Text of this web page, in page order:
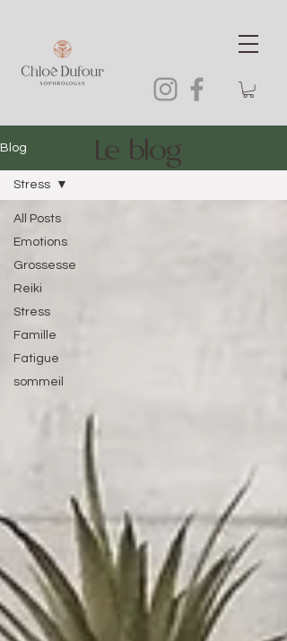
Blog
All Posts
Emotions
Grossesse
Reiki
Stress
Famille
Fatigue
sommeil
Stress
Le blog